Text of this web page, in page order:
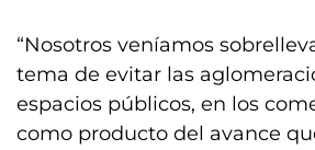
“Nosotros veníamos
tema de evitar las
espacios públicos, en los
como producto del avance